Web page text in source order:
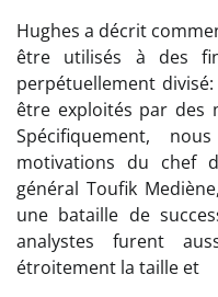
Hughes a décrit
être utilisés à des
perpétuellement
être exploités par des
Spécifiquement,
motivations du chef
général Toufik
une bataille de
analystes furent
étroitement la taille et